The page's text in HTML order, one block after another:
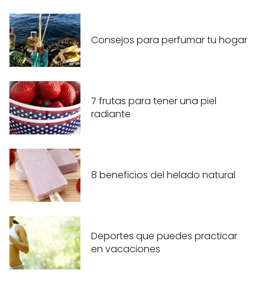
Consejos para perfumar tu hogar
7 frutas para tener una piel
radiante
8 beneficios del helado natural
Deportes que puedes practicar
en vacaciones